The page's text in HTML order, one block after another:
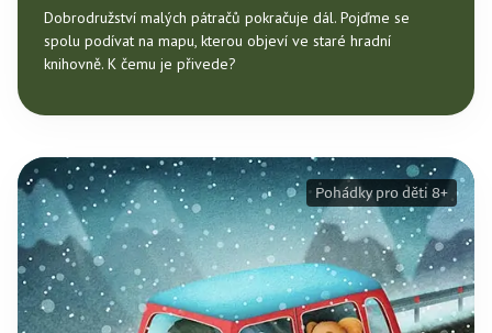
Dobrodružství malých pátračů pokračuje dál. Pojďme se
spolu podívat na mapu, kterou objeví ve staré hradní
knihovně. K čemu je přivede?
Pohádky pro děti 8+